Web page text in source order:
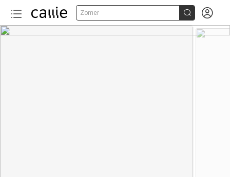
Zomer  